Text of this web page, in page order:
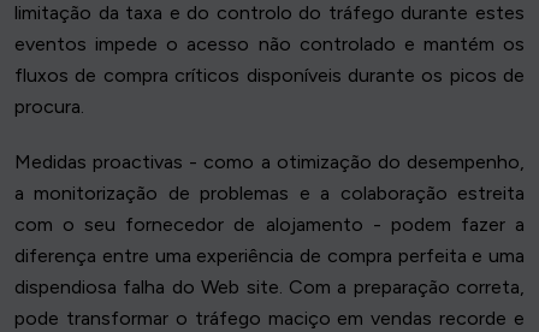
limitação da taxa e do controlo do tráfego durante estes
eventos impede o acesso não controlado e mantém os
fluxos de compra críticos disponíveis durante os picos de
procura.
Medidas proactivas - como a otimização do desempenho,
a monitorização de problemas e a colaboração estreita
com o seu fornecedor de alojamento - podem fazer a
diferença entre uma experiência de compra perfeita e uma
dispendiosa falha do Web site. Com a preparação correta,
pode transformar o tráfego maciço em vendas recorde e